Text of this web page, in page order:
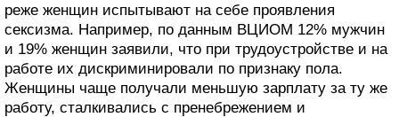
реже женщин испытывают на себе проявления
сексизма. Например, по данным ВЦИОМ 12% мужчин
и 19% женщин заявили, что при трудоустройстве и на
работе их дискриминировали по признаку пола.
Женщины чаще получали меньшую зарплату за ту же
работу, сталкивались с пренебрежением и